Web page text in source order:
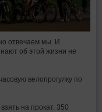
отвечаем мы. И
об этой жизни не
велопрогулку по
на прокат. 350